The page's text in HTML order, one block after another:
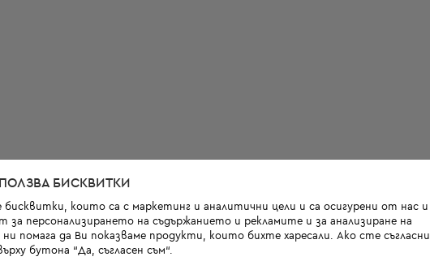
БИСКВИТКИ
които са с маркетинг и аналитични цели и са осигурени от нас и
персонализирането на съдържанието и рекламите и за анализиране на
да Ви показваме продукти, които бихте харесали. Ако сте съгласни,
бутона “Да, съгласен съм“.